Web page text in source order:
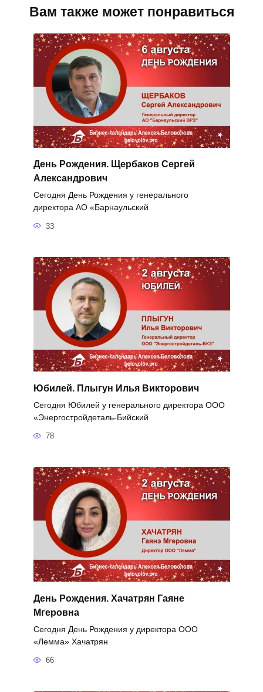
Вам также может понравиться
День Рождения. Щербаков Сергей
Александрович
Сегодня День Рождения у генерального
директора АО «Барнаульский
33
Юбилей. Плыгун Илья Викторович
Сегодня Юбилей у генерального директора ООО
«Энергостройдеталь-Бийский
78
День Рождения. Хачатрян Гаяне
Мгеровна
Сегодня День Рождения у директора ООО
«Лемма» Хачатрян
66